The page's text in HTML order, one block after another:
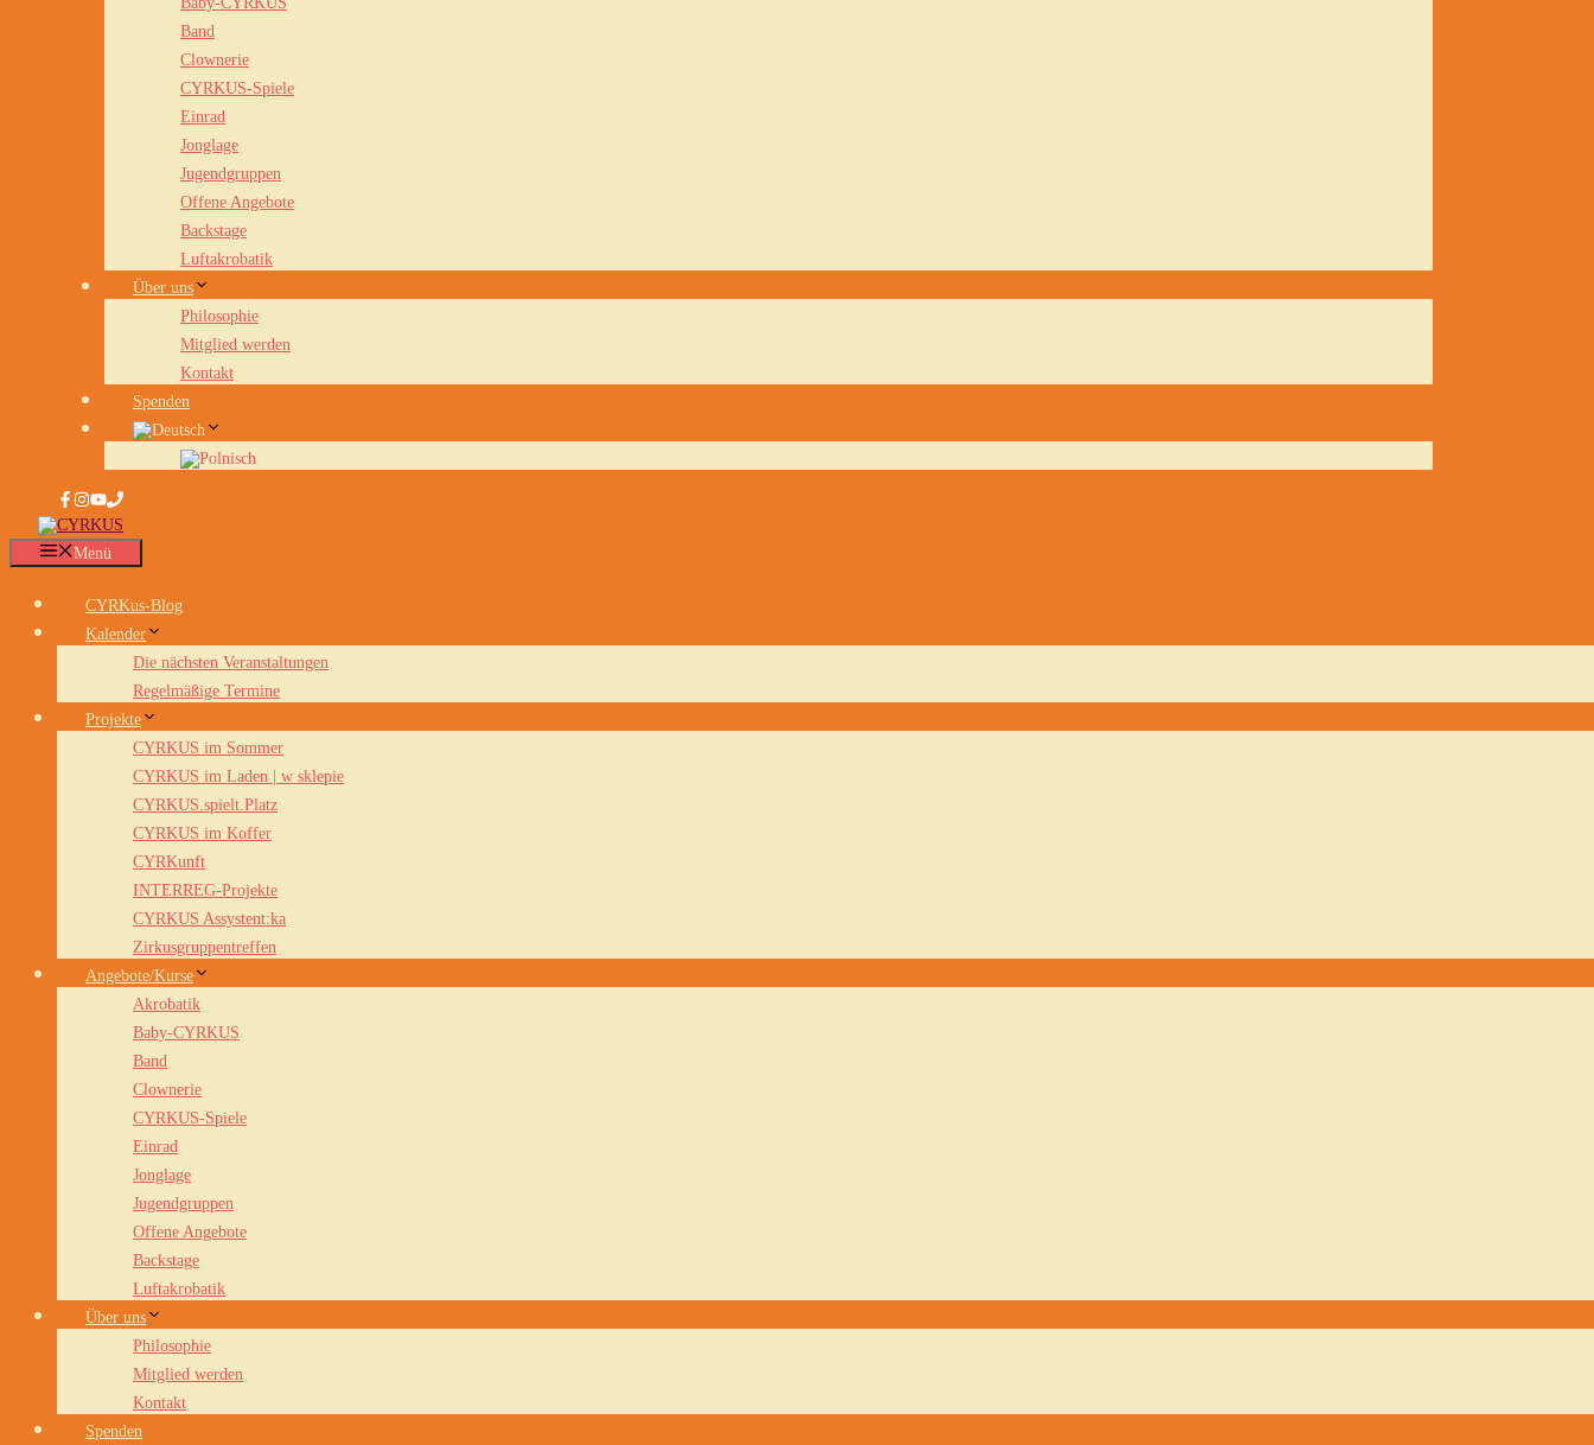
Band
Clownerie
CYRKUS-Spiele
Einrad
Jonglage
Jugendgruppen
Offene Angebote
Backstage
Luftakrobatik
Über uns
Philosophie
Mitglied werden
Kontakt
Spenden
Menü
CYRKus-Blog
Kalender
Die nächsten Veranstaltungen
Regelmäßige Termine
Projekte
CYRKUS im Sommer
CYRKUS im Laden | w sklepie
CYRKUS.spielt.Platz
CYRKUS im Koffer
CYRKunft
INTERREG-Projekte
CYRKUS Assystent:ka
Zirkusgruppentreffen
Angebote/Kurse
Akrobatik
Baby-CYRKUS
Band
Clownerie
CYRKUS-Spiele
Einrad
Jonglage
Jugendgruppen
Offene Angebote
Backstage
Luftakrobatik
Über uns
Philosophie
Mitglied werden
Kontakt
Spenden